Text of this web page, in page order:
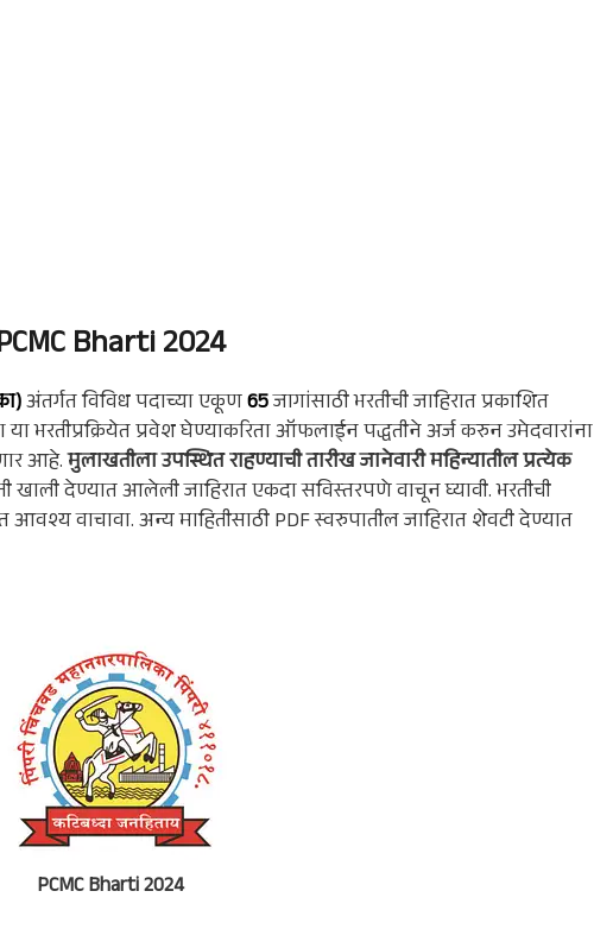
Bharti 2024
)अंतर्गत विविध पदाच्या एकूण65जागांसाठी भरतीची जाहिरात प्रकाशित
भरतीप्रक्रियेत प्रवेश घेण्याकरिता ऑफलाईन पद्धतीने अर्ज करुन उमेदवारांना
आहे.मुलाखतीला उपस्थित राहण्याची तारीखजानेवारी महिन्यातील प्रत्येक
खाली देण्यात आलेली जाहिरात एकदा सविस्तरपणे वाचून घ्यावी. भरतीची
वाचावा. अन्य माहितीसाठी PDF स्वरुपातील जाहिरात शेवटी देण्यात
PCMC Bharti 2024